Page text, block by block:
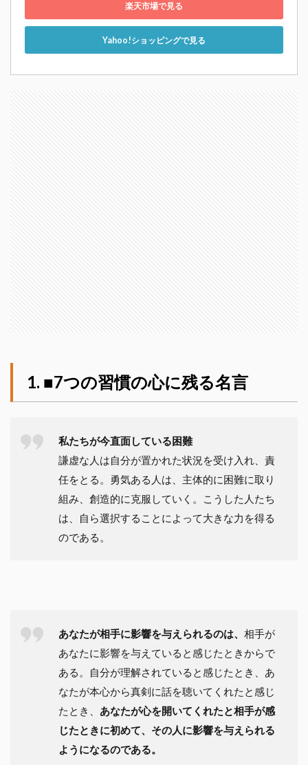
楽天市場で見る
Yahoo!ショッピングで見る
■7つの習慣の心に残る名言
私たちが今直面している困難
謙虚な人は自分が置かれた状況を受け入れ、責
任をとる。勇気ある人は、主体的に困難に取り
組み、創造的に克服していく。こうした人たち
は、自ら選択することによって大きな力を得る
のである。
あなたが相手に影響を与えられるのは、 相手が
あなたに影響を与えていると感じたときからで
ある。自分が理解されていると感じたとき、あ
なたが本心から真剣に話を聴いてくれたと感じ
たとき、 あなたが心を開いてくれたと相手が感
じたときに初めて、その人に影響を与えられる
ようになるのである。